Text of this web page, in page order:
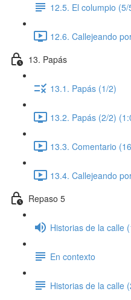
12.5. El columpio (5/
12.6. Callejeando
13. Papás
13.1. Papás (1/2)
13.2. Papás (2/2)
13.3. Comentario
13.4. Callejeando
Repaso 5
Historias de la calle
En contexto
Historias de la calle